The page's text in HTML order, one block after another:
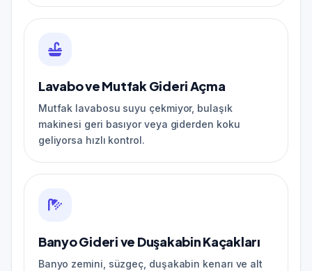
Lavabo ve Mutfak Gideri Açma
Mutfak lavabosu suyu çekmiyor, bulaşık
makinesi geri basıyor veya giderden koku
geliyorsa hızlı kontrol.
Banyo Gideri ve Duşakabin Kaçakları
Banyo zemini, süzgeç, duşakabin kenarı ve alt